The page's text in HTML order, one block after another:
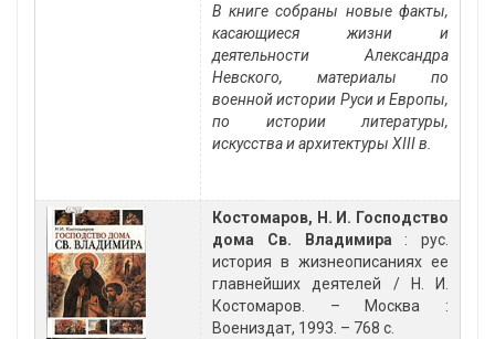
В книге собраны новые факты,
касающиеся жизни и
деятельности Александра
Невского, материалы по
военной истории Руси и Европы,
по истории литературы,
искусства и архитектуры XIII в.
Костомаров, Н. И. Господство
дома Св. Владимира : рус.
история в жизнеописаниях ее
главнейших деятелей / Н. И.
Костомаров. – Москва :
Воениздат, 1993. – 768 с.